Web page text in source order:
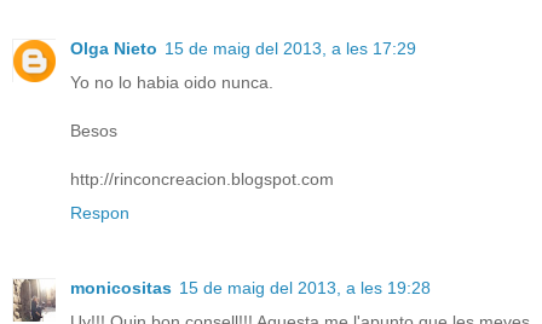
Olga Nieto 15 de maig del 2013, a les 17:29
Yo no lo habia oido nunca.
Besos
http://rinconcreacion.blogspot.com
Respon
monicositas 15 de maig del 2013, a les 19:28